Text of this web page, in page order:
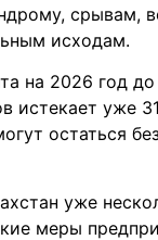
срывам,
исходам.
на 2026 год
истекает уже
остаться
уже
меры